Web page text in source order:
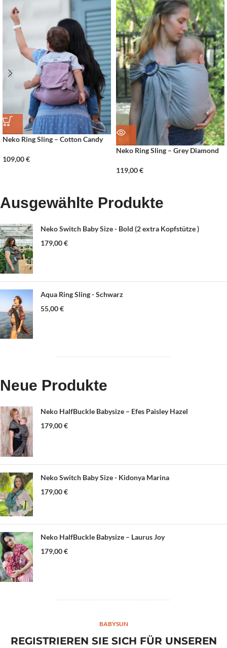
Neko Ring Sling – Cotton Candy
109,00€
Neko Ring Sling – Grey Diamond
119,00€
Ausgewählte Produkte
Neko Switch Baby Size - Bold (2 extra Kopfstütze )
179,00€
Aqua Ring Sling - Schwarz
55,00€
Neue Produkte
Neko HalfBuckle Babysize – Efes Paisley Hazel
179,00€
Neko Switch Baby Size - Kidonya Marina
179,00€
Neko HalfBuckle Babysize – Laurus Joy
179,00€
BABYSUN
REGISTRIEREN SIE SICH FÜR UNSEREN